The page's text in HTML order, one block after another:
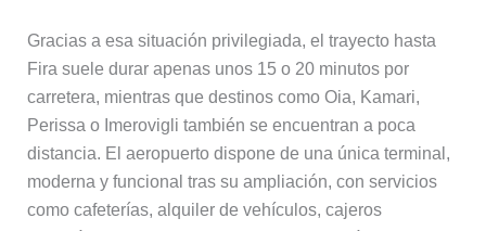
Gracias a esa situación privilegiada, el trayecto hasta
Fira suele durar apenas unos 15 o 20 minutos por
carretera, mientras que destinos como Oia, Kamari,
Perissa o Imerovigli también se encuentran a poca
distancia. El aeropuerto dispone de una única terminal,
moderna y funcional tras su ampliación, con servicios
como cafeterías, alquiler de vehículos, cajeros